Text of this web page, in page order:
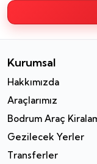
Kurumsal
Hakkımızda
Araçlarımız
Bodrum Araç
Gezilecek Yerler
Transferler